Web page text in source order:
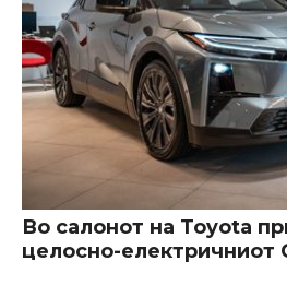
Во салонот на Toyota
целосно-електричниот